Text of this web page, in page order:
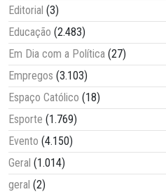
Editorial (3)
Educação (2.483)
Em Dia com a Política (27)
Empregos (3.103)
Espaço Católico (18)
Esporte (1.769)
Evento (4.150)
Geral (1.014)
geral (2)